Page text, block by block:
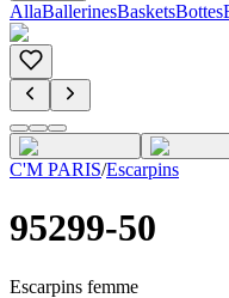
AllaBallerinesBasketsBottes
C'M PARIS/Escarpins
95299-50
Escarpins femme